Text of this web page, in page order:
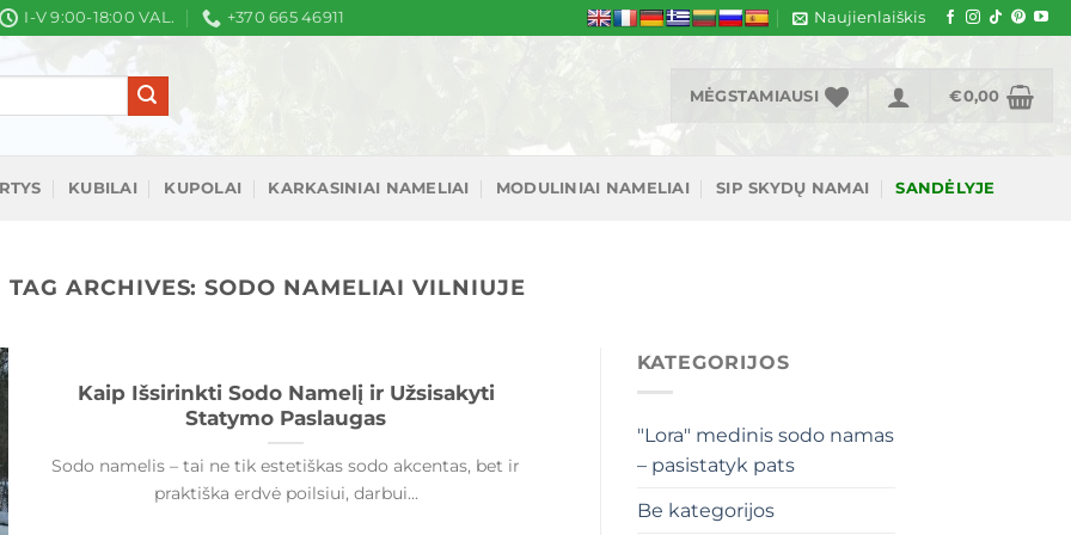
I-V 9:00-18:00 VAL. +370 665 46911 Naujienlaiškis
MĖGSTAMIAUSI €0,00
KUBILAI KUPOLAI KARKASINIAI NAMELIAI MODULINIAI NAMELIAI SIP SKYDŲ NAMAI SANDĖLYJE
TAG ARCHIVES:SODO NAMELIAI VILNIUJE
Kaip Išsirinkti Sodo Namelį ir Užsisakyti
Statymo Paslaugas
Sodo namelis – tai ne tik estetiškas sodo akcentas, bet ir
praktiška erdvė poilsiui, darbui...
KATEGORIJOS
"Lora" medinis sodo namas
– pasistatyk pats
Be kategorijos